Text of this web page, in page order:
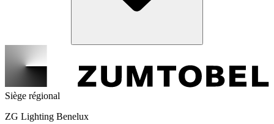
Siège régional
ZG Lighting Benelux